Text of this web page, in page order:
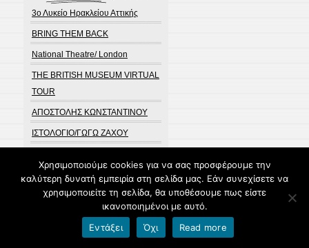
3ο Λυκείο Ηρακλείου Αττικής
BRING THEM BACK
National Theatre/ London
THE BRITISH MUSEUM VIRTUAL
TOUR
ΑΠΟΣΤΟΛΗΣ ΚΩΝΣΤΑΝΤΙΝΟΥ
ΙΣΤΟΛΟΓΙΟ/ΓΩΓΩ ΖΑΧΟΥ
Φιλο-λογικό Ιστολόγιο
Χρησιμοποιούμε cookies για να σας προσφέρουμε την
καλύτερη δυνατή εμπειρία στη σελίδα μας. Εάν συνεχίσετε να
χρησιμοποιείτε τη σελίδα, θα υποθέσουμε πως είστε
ικανοποιημένοι με αυτό.
Εντάξει
Όχι Read more